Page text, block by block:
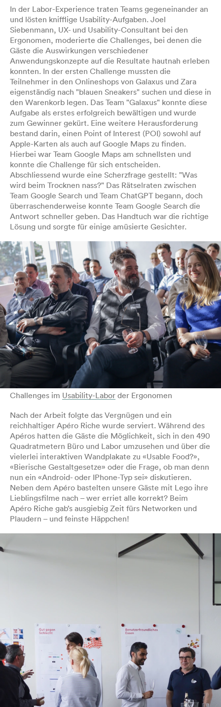
In der Labor-Experience traten Teams gegeneinander an
und lösten knifflige Usability-Aufgaben. Joel
Siebenmann, UX- und Usability-Consultant bei den
Ergonomen, moderierte die Challenges, bei denen die
Gäste die Auswirkungen verschiedener
Anwendungskonzepte auf die Resultate hautnah erleben
konnten. In der ersten Challenge mussten die
Teilnehmer in den Onlineshops von Galaxus und Zara
eigenständig nach "blauen Sneakers" suchen und diese in
den Warenkorb legen. Das Team "Galaxus" konnte diese
Aufgabe als erstes erfolgreich bewältigen und wurde
zum Gewinner gekürt. Eine weitere Herausforderung
bestand darin, einen Point of Interest (POI) sowohl auf
Apple-Karten als auch auf Google Maps zu finden.
Hierbei war Team Google Maps am schnellsten und
konnte die Challenge für sich entscheiden.
Abschliessend wurde eine Scherzfrage gestellt: "Was
wird beim Trocknen nass?" Das Rätselraten zwischen
Team Google Search und Team ChatGPT begann, doch
überraschenderweise konnte Team Google Search die
Antwort schneller geben. Das Handtuch war die richtige
Lösung und sorgte für einige amüsierte Gesichter.
Challenges im Usability-Labor der Ergonomen
Nach der Arbeit folgte das Vergnügen und ein
reichhaltiger Apéro Riche wurde serviert. Während des
Apéros hatten die Gäste die Möglichkeit, sich in den 490
Quadratmetern Büro und Labor umzusehen und über die
vielerlei interaktiven Wandplakate zu «Usable Food?»,
«Bierische Gestaltgesetze» oder die Frage, ob man denn
nun ein «Android- oder IPhone-Typ sei» diskutieren.
Neben dem Apéro bastelten unsere Gäste mit Lego ihre
Lieblingsfilme nach – wer erriet alle korrekt? Beim
Apéro Riche gab’s ausgiebig Zeit fürs Networken und
Plaudern – und feinste Häppchen!